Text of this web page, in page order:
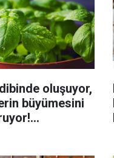
oluşuyor,
büyümesini